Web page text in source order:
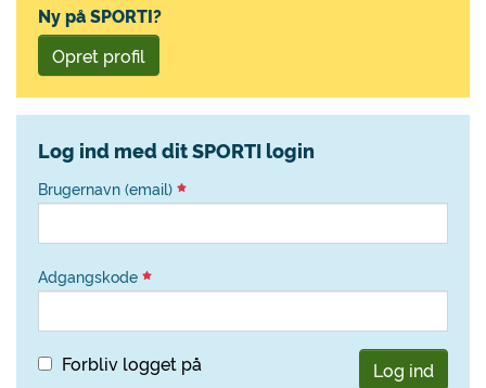
Ny på SPORTI?
Opret profil
Log ind med dit SPORTI login
Brugernavn (email)
Adgangskode
Forbliv logget på
Log ind